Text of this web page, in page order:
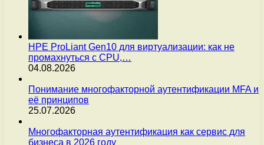
HPE ProLiant Gen10 для виртуализации: как не
промахнуться с CPU,…
04.08.2026
Понимание многофакторной аутентификации MFA и
её принципов
25.07.2026
Многофакторная аутентификация как сервис для
бизнеса в 2026 году